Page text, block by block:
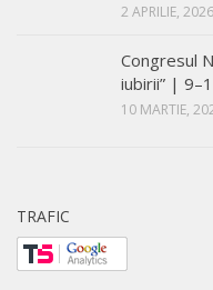
2 APRILIE, 2026
Congresul
iubirii” |
10 MARTIE,
TRAFIC